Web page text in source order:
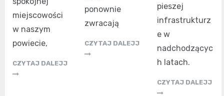
miejscowości
w naszym
powiecie,
CZYTAJ DALEJJ
ponownie
zwracają
CZYTAJ DALEJJ
pieszej
infrastrukturz
e w
nadchodzącyc
h latach.
CZYTAJ DALEJJ